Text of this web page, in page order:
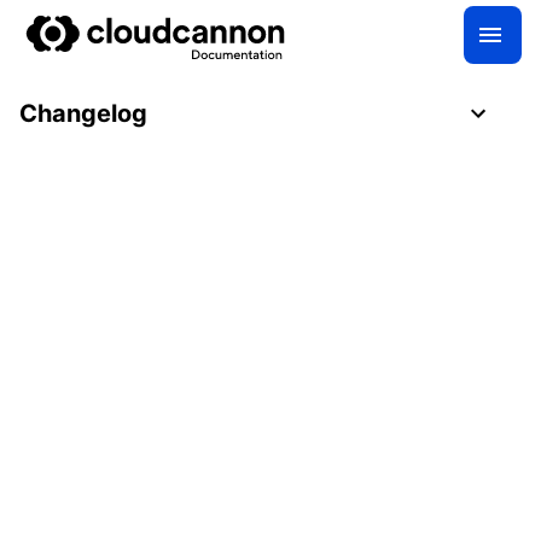
Changelog